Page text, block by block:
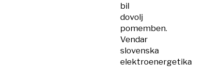
bil
dovolj
pomemben.
Vendar
slovenska
elektroenergetika